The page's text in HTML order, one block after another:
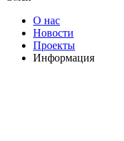
О нас
Новости
Проекты
Информация